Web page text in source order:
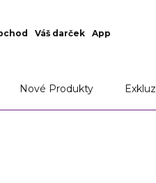
Váš darček App
Nové Produkty